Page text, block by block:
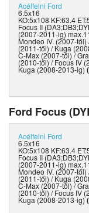
Acélfelni Ford
6.5x16
KO:5x108 KF:63.4
Focus II
(2007-2011-ig)
Mondeo IV. (2007-től)
(2011-től) / Kuga
C-Max (2007-től) /
(2010-től) / Focus IV
Kuga (2008-2013-ig)
Ford Focus
Acélfelni Ford
6.5x16
KO:5x108 KF:63.4
Focus II
(2007-2011-ig)
Mondeo IV. (2007-től)
(2011-től) / Kuga
C-Max (2007-től) /
(2010-től) / Focus IV
Kuga (2008-2013-ig)